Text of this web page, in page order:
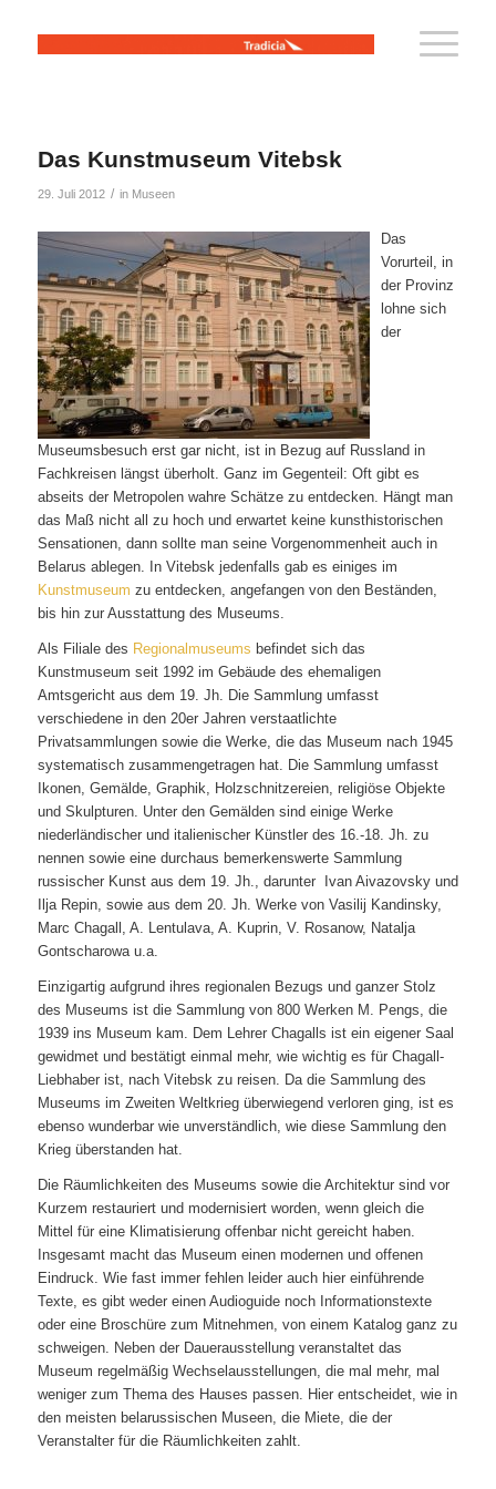
Das Kunstmuseum Vitebsk
29. Juli 2012 / in Museen
Das
Vorurteil, in
der Provinz
lohne sich
der
Museumsbesuch erst gar nicht, ist in Bezug auf Russland in
Fachkreisen längst überholt. Ganz im Gegenteil: Oft gibt es
abseits der Metropolen wahre Schätze zu entdecken. Hängt man
das Maß nicht all zu hoch und erwartet keine kunsthistorischen
Sensationen, dann sollte man seine Vorgenommenheit auch in
Belarus ablegen. In Vitebsk jedenfalls gab es einiges im
Kunstmuseum zu entdecken, angefangen von den Beständen,
bis hin zur Ausstattung des Museums.
Als Filiale des Regionalmuseums befindet sich das
Kunstmuseum seit 1992 im Gebäude des ehemaligen
Amtsgericht aus dem 19. Jh. Die Sammlung umfasst
verschiedene in den 20er Jahren verstaatlichte
Privatsammlungen sowie die Werke, die das Museum nach 1945
systematisch zusammengetragen hat. Die Sammlung umfasst
Ikonen, Gemälde, Graphik, Holzschnitzereien, religiöse Objekte
und Skulpturen. Unter den Gemälden sind einige Werke
niederländischer und italienischer Künstler des 16.-18. Jh. zu
nennen sowie eine durchaus bemerkenswerte Sammlung
russischer Kunst aus dem 19. Jh., darunter Ivan Aivazovsky und
Ilja Repin, sowie aus dem 20. Jh. Werke von Vasilij Kandinsky,
Marc Chagall, A. Lentulava, A. Kuprin, V. Rosanow, Natalja
Gontscharowa u.a.
Einzigartig aufgrund ihres regionalen Bezugs und ganzer Stolz
des Museums ist die Sammlung von 800 Werken M. Pengs, die
1939 ins Museum kam. Dem Lehrer Chagalls ist ein eigener Saal
gewidmet und bestätigt einmal mehr, wie wichtig es für Chagall-
Liebhaber ist, nach Vitebsk zu reisen. Da die Sammlung des
Museums im Zweiten Weltkrieg überwiegend verloren ging, ist es
ebenso wunderbar wie unverständlich, wie diese Sammlung den
Krieg überstanden hat.
Die Räumlichkeiten des Museums sowie die Architektur sind vor
Kurzem restauriert und modernisiert worden, wenn gleich die
Mittel für eine Klimatisierung offenbar nicht gereicht haben.
Insgesamt macht das Museum einen modernen und offenen
Eindruck. Wie fast immer fehlen leider auch hier einführende
Texte, es gibt weder einen Audioguide noch Informationstexte
oder eine Broschüre zum Mitnehmen, von einem Katalog ganz zu
schweigen. Neben der Dauerausstellung veranstaltet das
Museum regelmäßig Wechselausstellungen, die mal mehr, mal
weniger zum Thema des Hauses passen. Hier entscheidet, wie in
den meisten belarussischen Museen, die Miete, die der
Veranstalter für die Räumlichkeiten zahlt.